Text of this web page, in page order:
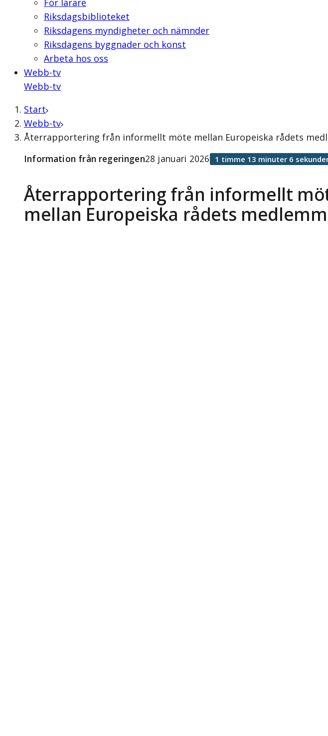
För lärare
Riksdagsbiblioteket
Riksdagens myndigheter och nämnder
Riksdagens byggnader och konst
Arbeta hos oss
Webb-tv
Webb-tv
Start
Webb-tv
Återrapportering från informellt möte mellan Europeiska rådets
Återrapportering från informellt
mellan Europeiska rådets
Information från regeringen28 januari 2026 1 timme 13 minuter 6